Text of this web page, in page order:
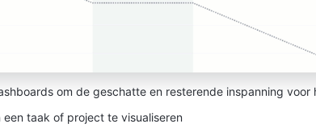
om de geschatte en resterende inspanning voor
een taak of project te visualiseren